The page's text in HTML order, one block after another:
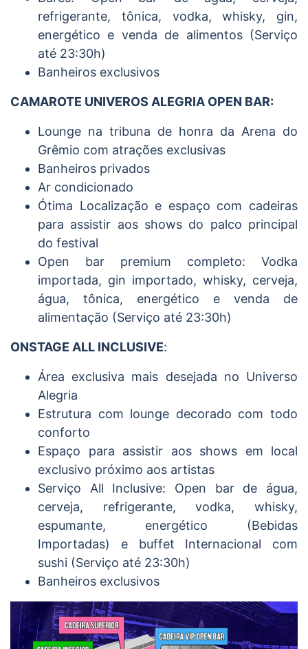
refrigerante, tônica, vodka, whisky, gin,
energético e venda de alimentos (Serviço
até 23:30h)
Banheiros exclusivos
CAMAROTE UNIVEROS ALEGRIA OPEN BAR:
Lounge na tribuna de honra da Arena do
Grêmio com atrações exclusivas
Banheiros privados
Ar condicionado
Ótima Localização e espaço com cadeiras
para assistir aos shows do palco principal
do festival
Open bar premium completo: Vodka
importada, gin importado, whisky, cerveja,
água, tônica, energético e venda de
alimentação (Serviço até 23:30h)
ONSTAGE ALL INCLUSIVE:
Área exclusiva mais desejada no Universo
Alegria
Estrutura com lounge decorado com todo
conforto
Espaço para assistir aos shows em local
exclusivo próximo aos artistas
Serviço All Inclusive: Open bar de água,
cerveja, refrigerante, vodka, whisky,
espumante, energético (Bebidas
Importadas) e buffet Internacional com
sushi (Serviço até 23:30h)
Banheiros exclusivos